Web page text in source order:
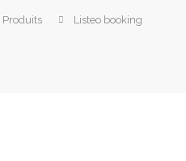
Produits
Listeo booking